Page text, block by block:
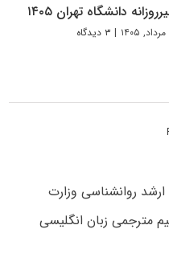
دانشگاه تهران ۱۴۰۵
| ۳ دیدگاه
روانشناسی وزارت
مترجمی زبان انگلیسی